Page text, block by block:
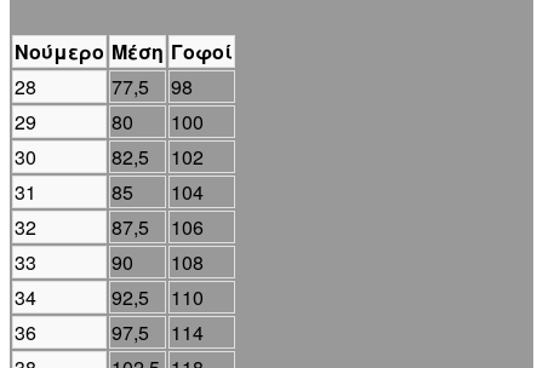
Νούμερο Μέση Γοφοί
28
77,5
98
29
80
100
30
82,5
102
31
85
104
32
87,5
106
33
90
108
34
92,5
110
36
97,5
114